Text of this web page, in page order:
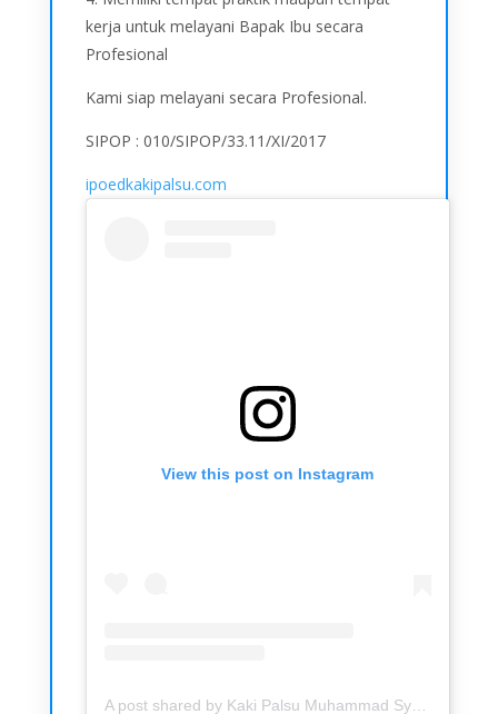
kerja untuk melayani Bapak Ibu secara
Profesional
Kami siap melayani secara Profesional.
SIPOP : 010/SIPOP/33.11/XI/2017
ipoedkakipalsu.com
View this post on Instagram
A post shared by Kaki Palsu Muhammad Syaifuddin (@ipoedkakipalsu)